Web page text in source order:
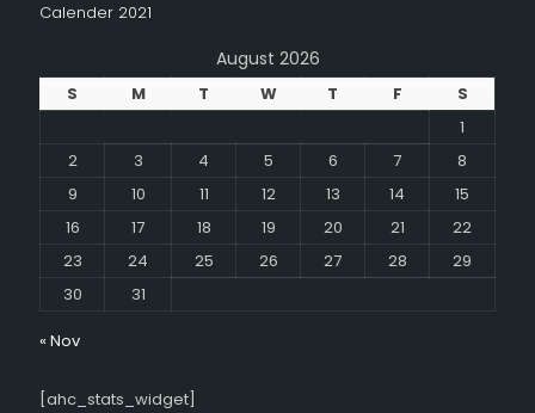
Calender 2021
August 2026
S M T W T F
S
1
2
3 4 5 6 7
8
9
10 11 12 13 14
15
16
17 18 19 20 21
22
23
24 25 26 27 28
29
30
31
« Nov
[ahc_stats_widget]